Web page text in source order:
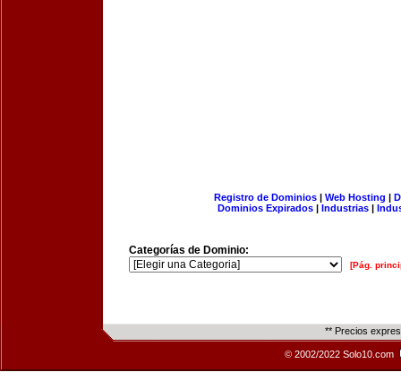
Registro de Dominios| Web Hosting |
Dominios Expirados | Industrias |
Categorías de Dominio:
[Pág.
** Precios
© 2002/2022 Solo10.com